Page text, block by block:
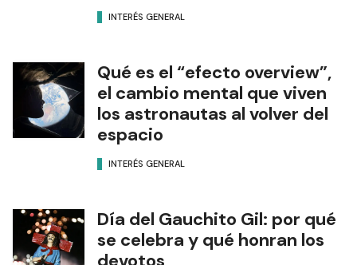
INTERÉS GENERAL
Qué es el “efecto overview”,
el cambio mental que viven
los astronautas al volver del
espacio
INTERÉS GENERAL
Día del Gauchito Gil: por qué
se celebra y qué honran los
devotos